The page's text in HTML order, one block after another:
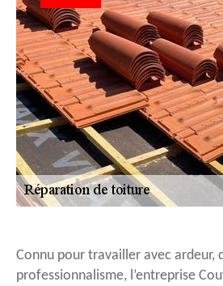
Connu pour travailler avec ardeur,
professionnalisme, l’entreprise